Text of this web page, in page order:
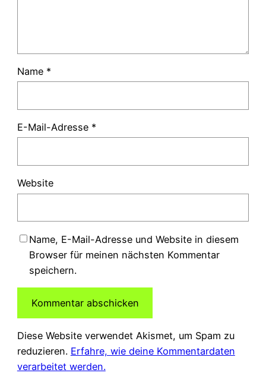
Name *
E-Mail-Adresse *
Website
Name, E-Mail-Adresse und Website in diesem
Browser für meinen nächsten Kommentar
speichern.
Diese Website verwendet Akismet, um Spam zu
reduzieren. Erfahre, wie deine Kommentardaten
verarbeitet werden.